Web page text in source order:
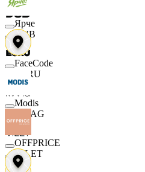
DUB
ECRU
MAAG
VILET
Ярче
FaceCode
Modis
OFFPRICE